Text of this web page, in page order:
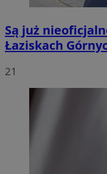
Są już
Łaziskach
21